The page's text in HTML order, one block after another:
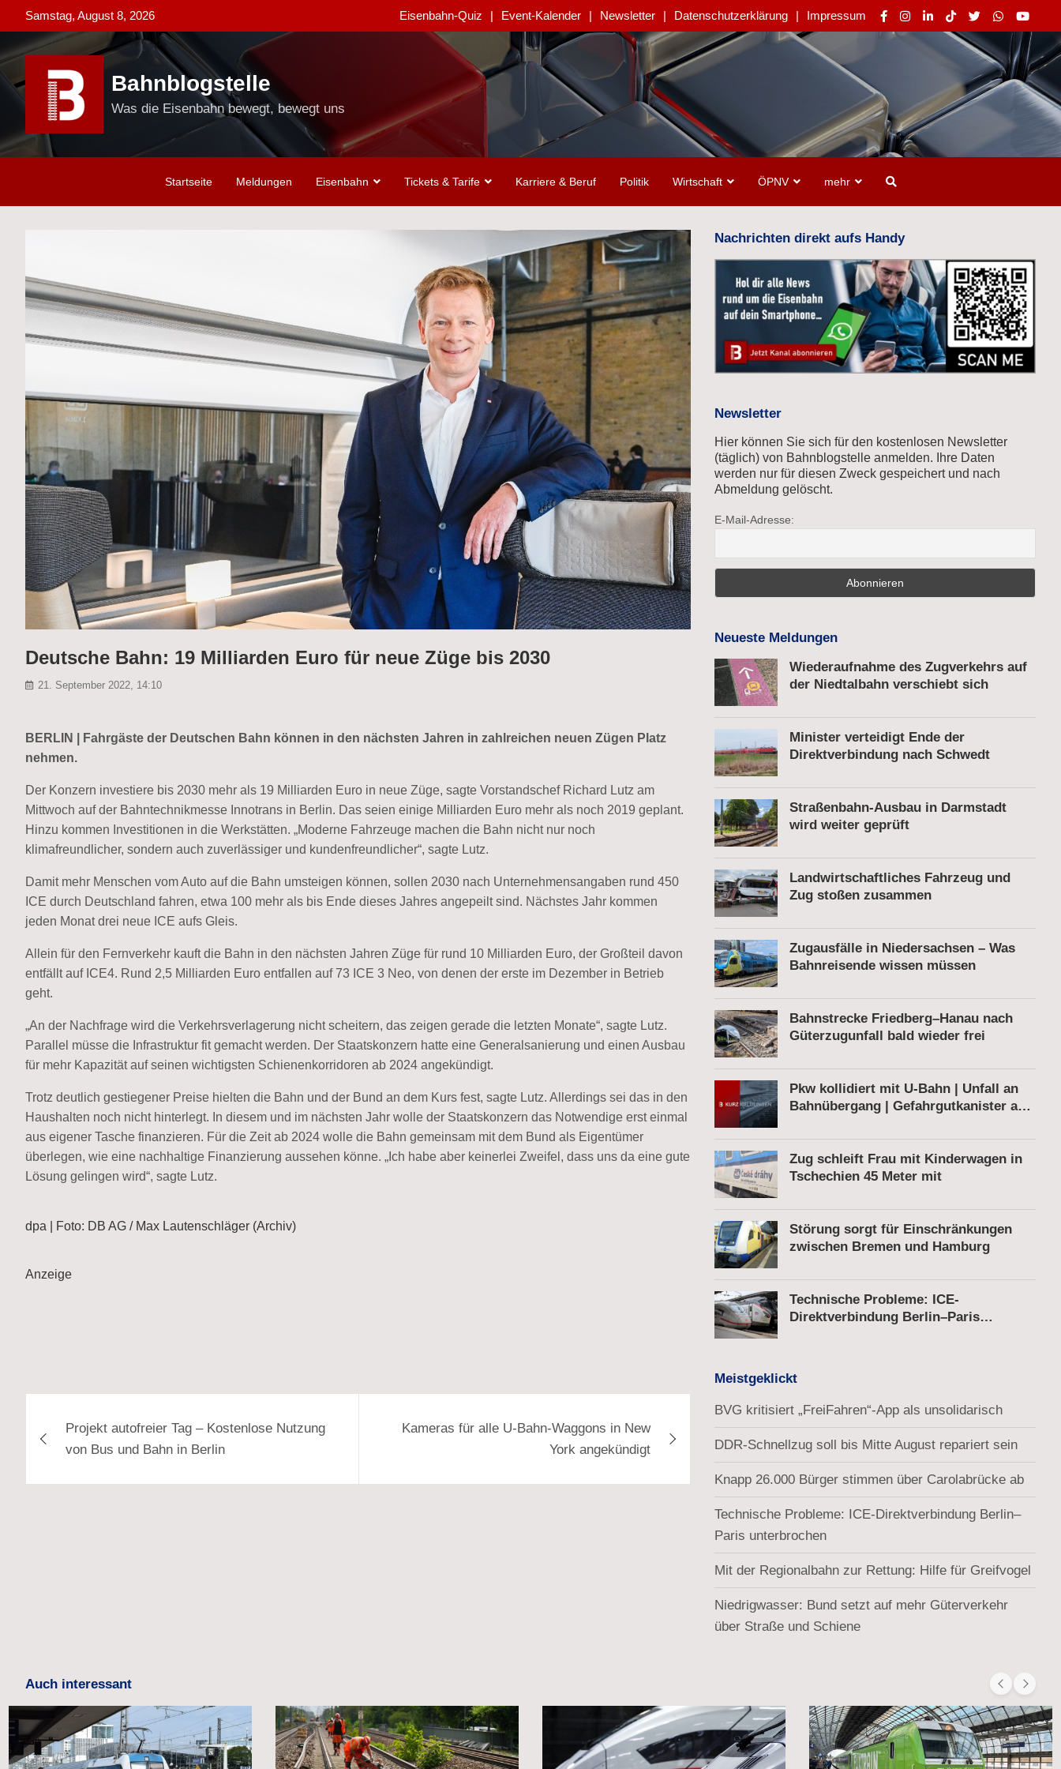
to
content
Samstag, August 8, 2026 Eisenbahn-Quiz Event-Kalender Newsletter Datenschutzerklärung Impressum
Bahnblogstelle
Was die Eisenbahn bewegt, bewegt uns
Startseite Meldungen Eisenbahn Tickets & Tarife Karriere & Beruf Politik Wirtschaft ÖPNV mehr
Deutsche Bahn: 19 Milliarden Euro für neue Züge bis 2030
21. September 2022, 14:10
BERLIN | Fahrgäste der Deutschen Bahn können in den nächsten Jahren in zahlreichen neuen Zügen Platz
nehmen.
Der Konzern investiere bis 2030 mehr als 19 Milliarden Euro in neue Züge, sagte Vorstandschef Richard Lutz am
Mittwoch auf der Bahntechnikmesse Innotrans in Berlin. Das seien einige Milliarden Euro mehr als noch 2019 geplant.
Hinzu kommen Investitionen in die Werkstätten. „Moderne Fahrzeuge machen die Bahn nicht nur noch
klimafreundlicher, sondern auch zuverlässiger und kundenfreundlicher“, sagte Lutz.
Damit mehr Menschen vom Auto auf die Bahn umsteigen können, sollen 2030 nach Unternehmensangaben rund 450
ICE durch Deutschland fahren, etwa 100 mehr als bis Ende dieses Jahres angepeilt sind. Nächstes Jahr kommen
jeden Monat drei neue ICE aufs Gleis.
Allein für den Fernverkehr kauft die Bahn in den nächsten Jahren Züge für rund 10 Milliarden Euro, der Großteil davon
entfällt auf ICE4. Rund 2,5 Milliarden Euro entfallen auf 73 ICE 3 Neo, von denen der erste im Dezember in Betrieb
geht.
„An der Nachfrage wird die Verkehrsverlagerung nicht scheitern, das zeigen gerade die letzten Monate“, sagte Lutz.
Parallel müsse die Infrastruktur fit gemacht werden. Der Staatskonzern hatte eine Generalsanierung und einen Ausbau
für mehr Kapazität auf seinen wichtigsten Schienenkorridoren ab 2024 angekündigt.
Trotz deutlich gestiegener Preise hielten die Bahn und der Bund an dem Kurs fest, sagte Lutz. Allerdings sei das in den
Haushalten noch nicht hinterlegt. In diesem und im nächsten Jahr wolle der Staatskonzern das Notwendige erst einmal
aus eigener Tasche finanzieren. Für die Zeit ab 2024 wolle die Bahn gemeinsam mit dem Bund als Eigentümer
überlegen, wie eine nachhaltige Finanzierung aussehen könne. „Ich habe aber keinerlei Zweifel, dass uns da eine gute
Lösung gelingen wird“, sagte Lutz.
dpa | Foto: DB AG / Max Lautenschläger (Archiv)
Anzeige
Projekt autofreier Tag – Kostenlose Nutzung
von Bus und Bahn in Berlin
Kameras für alle U-Bahn-Waggons in New
York angekündigt
Nachrichten direkt aufs Handy
Newsletter
Hier können Sie sich für den kostenlosen Newsletter
(täglich) von Bahnblogstelle anmelden. Ihre Daten
werden nur für diesen Zweck gespeichert und nach
Abmeldung gelöscht.
E-Mail-Adresse:
Neueste Meldungen
Wiederaufnahme des Zugverkehrs auf
der Niedtalbahn verschiebt sich
Minister verteidigt Ende der
Direktverbindung nach Schwedt
Straßenbahn-Ausbau in Darmstadt
wird weiter geprüft
Landwirtschaftliches Fahrzeug und
Zug stoßen zusammen
Zugausfälle in Niedersachsen – Was
Bahnreisende wissen müssen
Bahnstrecke Friedberg–Hanau nach
Güterzugunfall bald wieder frei
Pkw kollidiert mit U-Bahn | Unfall an
Bahnübergang | Gefahrgutkanister auf
Zug schleift Frau mit Kinderwagen in
Tschechien 45 Meter mit
Störung sorgt für Einschränkungen
zwischen Bremen und Hamburg
Technische Probleme: ICE-
Direktverbindung Berlin–Paris
Meistgeklickt
BVG kritisiert „FreiFahren“-App als unsolidarisch
DDR-Schnellzug soll bis Mitte August repariert sein
Knapp 26.000 Bürger stimmen über Carolabrücke ab
Technische Probleme: ICE-Direktverbindung Berlin–
Paris unterbrochen
Mit der Regionalbahn zur Rettung: Hilfe für Greifvogel
Niedrigwasser: Bund setzt auf mehr Güterverkehr
über Straße und Schiene
Auch interessant